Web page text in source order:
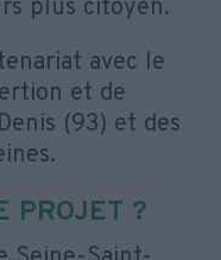
plus citoyen.
avec le
et de
(93) et des
PROJET ?